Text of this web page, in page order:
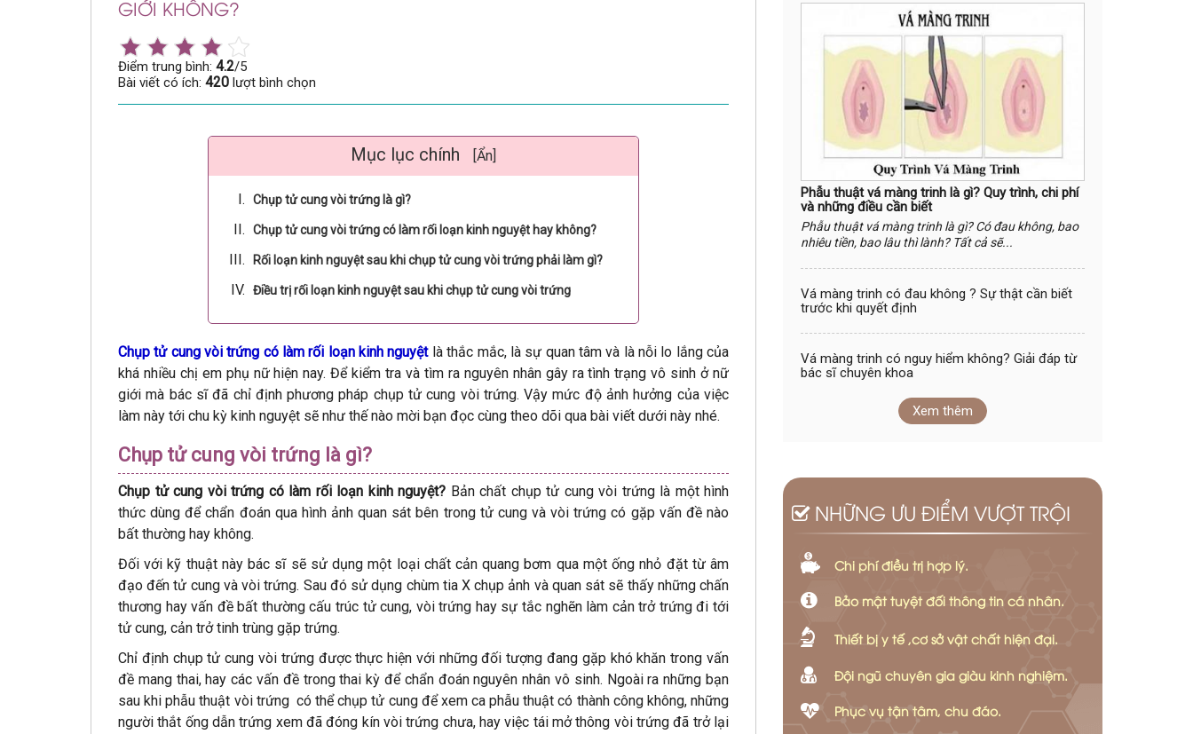
GIỚI KHÔNG?
Điểm trung bình: 4.2/5
Bài viết có ích: 420 lượt bình chọn
Mục lục chính [Ẩn]
Chụp tử cung vòi trứng là gì?
Chụp tử cung vòi trứng có làm rối loạn kinh nguyệt hay không?
Rối loạn kinh nguyệt sau khi chụp tử cung vòi trứng phải làm gì?
Điều trị rối loạn kinh nguyệt sau khi chụp tử cung vòi trứng
Chụp tử cung vòi trứng có làm rối loạn kinh nguyệt là thắc mắc, là sự quan tâm và là nỗi lo lắng của
khá nhiều chị em phụ nữ hiện nay. Để kiểm tra và tìm ra nguyên nhân gây ra tình trạng vô sinh ở nữ
giới mà bác sĩ đã chỉ định phương pháp chụp tử cung vòi trứng. Vậy mức độ ảnh hưởng của việc
làm này tới chu kỳ kinh nguyệt sẽ như thế nào mời bạn đọc cùng theo dõi qua bài viết dưới này nhé.
Chụp tử cung vòi trứng là gì?
Chụp tử cung vòi trứng có làm rối loạn kinh nguyệt? Bản chất chụp tử cung vòi trứng là một hình
thức dùng để chẩn đoán qua hình ảnh quan sát bên trong tử cung và vòi trứng có gặp vấn đề nào
bất thường hay không.
Đối với kỹ thuật này bác sĩ sẽ sử dụng một loại chất cản quang bơm qua một ống nhỏ đặt từ âm
đạo đến tử cung và vòi trứng. Sau đó sử dụng chùm tia X chụp ảnh và quan sát sẽ thấy những chấn
thương hay vấn đề bất thường cấu trúc tử cung, vòi trứng hay sự tắc nghẽn làm cản trở trứng đi tới
tử cung, cản trở tinh trùng gặp trứng.
Chỉ định chụp tử cung vòi trứng được thực hiện với những đối tượng đang gặp khó khăn trong vấn
đề mang thai, hay các vấn đề trong thai kỳ để chẩn đoán nguyên nhân vô sinh. Ngoài ra những bạn
sau khi phẫu thuật vòi trứng có thể chụp tử cung để xem ca phẫu thuật có thành công không, những
người thắt ống dẫn trứng xem đã đóng kín vòi trứng chưa, hay việc tái mở thông vòi trứng đã trở lại
Phẫu thuật vá màng trinh là gì? Quy trình, chi phí
và những điều cần biết
Phẫu thuật vá màng trinh là gì? Có đau không, bao
nhiêu tiền, bao lâu thì lành? Tất cả sẽ...
Vá màng trinh có đau không ? Sự thật cần biết
trước khi quyết định
Vá màng trinh có nguy hiểm không? Giải đáp từ
bác sĩ chuyên khoa
Xem thêm
NHỮNG ƯU ĐIỂM VƯỢT TRỘI
Chi phí điều trị hợp lý.
Bảo mật tuyệt đối thông tin cá nhân.
Thiết bị y tế ,cơ sở vật chất hiện đại.
Đội ngũ chuyên gia giàu kinh nghiệm.
Phục vụ tận tâm, chu đáo.